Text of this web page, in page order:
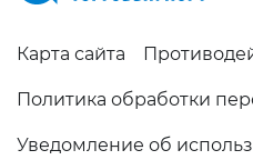
Карта сайта
Политика обработки
Уведомление об